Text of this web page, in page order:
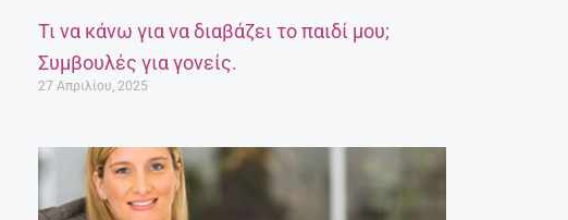
Τι να κάνω για να διαβάζει το παιδί μου;
Συμβουλές για γονείς.
27 Απριλίου, 2025